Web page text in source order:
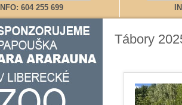
INFO: 604 255 699
Tábory